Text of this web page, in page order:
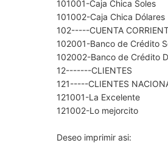
101001-Caja Chica Soles
101002-Caja Chica Dólares
102-----CUENTA
102001-Banco de Crédito
102002-Banco de Crédito
12-------CLIENTES
121-----CLIENTES
121001-La Excelente
121002-Lo mejorcito
Deseo imprimir asi: